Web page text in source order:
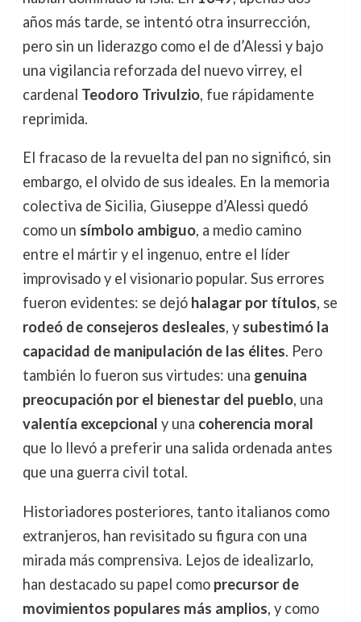
años más tarde, se intentó otra insurrección,
pero sin un liderazgo como el de d’Alessi y bajo
una vigilancia reforzada del nuevo virrey, el
cardenal Teodoro Trivulzio, fue rápidamente
reprimida.
El fracaso de la revuelta del pan no significó, sin
embargo, el olvido de sus ideales. En la memoria
colectiva de Sicilia, Giuseppe d’Alessi quedó
como un símbolo ambiguo, a medio camino
entre el mártir y el ingenuo, entre el líder
improvisado y el visionario popular. Sus errores
fueron evidentes: se dejó halagar por títulos, se
rodeó de consejeros desleales, y subestimó la
capacidad de manipulación de las élites. Pero
también lo fueron sus virtudes: una genuina
preocupación por el bienestar del pueblo, una
valentía excepcional y una coherencia moral
que lo llevó a preferir una salida ordenada antes
que una guerra civil total.
Historiadores posteriores, tanto italianos como
extranjeros, han revisitado su figura con una
mirada más comprensiva. Lejos de idealizarlo,
han destacado su papel como precursor de
movimientos populares más amplios, y como